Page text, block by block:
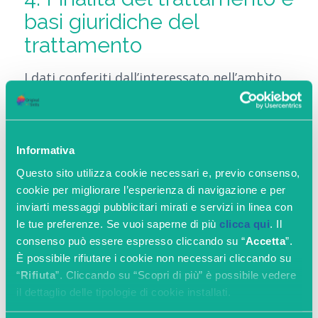
Informativa
Questo sito utilizza cookie necessari e, previo consenso,
cookie per migliorare l’esperienza di navigazione e per
inviarti messaggi pubblicitari mirati e servizi in linea con
le tue preferenze. Se vuoi saperne di più clicca qui . Il
consenso può essere espresso cliccando su “Accetta”.
È possibile rifiutare i cookie non necessari cliccando su
“Rifiuta”. Cliccando su “Scopri di più” è possibile vedere
il dettaglio delle tipologie di cookie installati.
basi giuridiche del
trattamento
I dati conferiti dall’interessato nell’ambito
tipologico del precedente punto 2. sono
trattati per tutta la durata del rapporto
ragioni connessi a adempimenti di obblighi
contrattuali, fiscali, legali e amministrativi
e per l’ottimizzazione delle attività
d’impresa.
La base giuridica per questa finalità del
trattamento è data dalla necessità di
adempiere ad obblighi legali a cui è